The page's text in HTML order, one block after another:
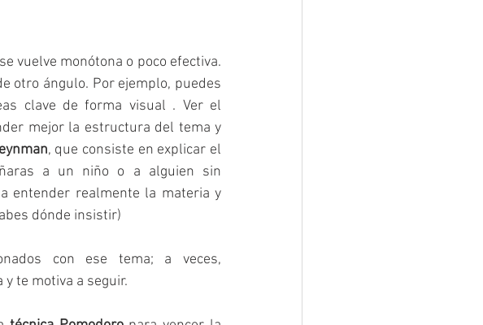
vuelve monótona o poco efectiva.
otro ángulo. Por ejemplo, puedes
clave de forma visual​ . Ver el
mejor la estructura del tema y
, que consiste en explicar el
a un niño o a alguien sin
entender realmente la materia y
dónde insistir)​
te motiva a seguir.